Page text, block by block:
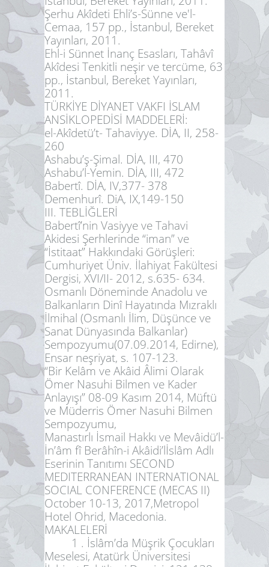
Şerhu Akîdeti Ehli’s-Sünne ve'l-
Cemaa, 157 pp., İstanbul, Bereket
Yayınları, 2011.
Ehl-i Sünnet İnanç Esasları, Tahâvî
Akîdesi Tenkitli neşir ve tercüme, 63
pp., İstanbul, Bereket Yayınları,
2011.
TÜRKİYE DİYANET VAKFI İSLAM
ANSİKLOPEDİSİ MADDELERİ:
el-Akîdetü’t- Tahaviyye. DİA, II, 258-
260
Ashabu’ş-Şimal. DİA, III, 470
Ashabu’l-Yemin. DİA, III, 472
Babertî. DİA, IV,377- 378
Demenhurî. DiA, IX,149-150
III. TEBLİĞLERİ
Babertî’nin Vasiyye ve Tahavi
Akidesi Şerhlerinde “iman” ve
“İstitaat” Hakkındaki Görüşleri:
Cumhuriyet Üniv. İlahiyat Fakültesi
Dergisi, XVI/II- 2012, s.635- 634.
Osmanlı Döneminde Anadolu ve
Balkanların Dinî Hayatında Mızraklı
İlmihal (Osmanlı İlim, Düşünce ve
Sanat Dünyasında Balkanlar)
Sempozyumu(07.09.2014, Edirne),
Ensar neşriyat, s. 107-123.
“Bir Kelâm ve Akâid Âlimi Olarak
Ömer Nasuhi Bilmen ve Kader
Anlayışı” 08-09 Kasım 2014, Müftü
ve Müderris Ömer Nasuhi Bilmen
Sempozyumu,
Manastırlı İsmail Hakkı ve Mevâidü’l-
İn’âm fî Berâhîn-i Akâidi’lİslâm Adlı
Eserinin Tanıtımı SECOND
MEDITERRANEAN INTERNATIONAL
SOCIAL CONFERENCE (MECAS II)
October 10-13, 2017,Metropol
Hotel Ohrid, Macedonia.
MAKALELERİ
1 . İslâm’da Müşrik Çocukları
Meselesi, Atatürk Üniversitesi